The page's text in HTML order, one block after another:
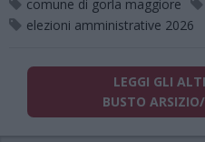
comune di gorla maggiore
elezioni amministrative 2026
LEGGI GLI
BUSTO